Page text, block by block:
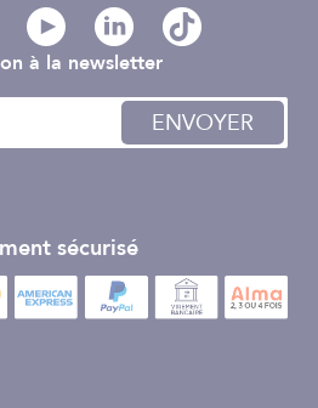
à la newsletter
ENVOYER
sécurisé